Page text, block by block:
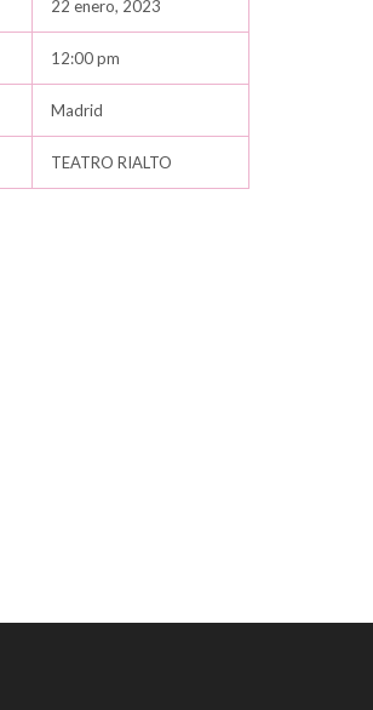
22 enero, 2023
12:00 pm
Madrid
TEATRO RIALTO